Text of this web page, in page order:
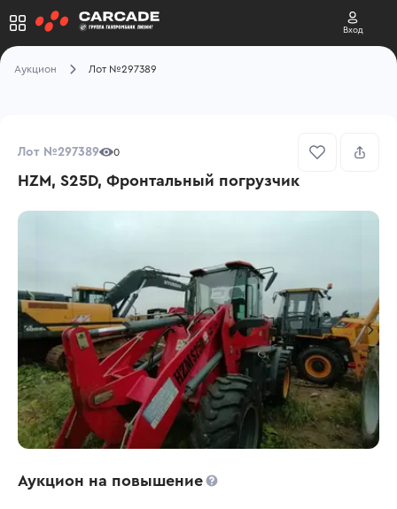
Вход
Аукцион Лот №297389
Лот №297389 0
HZM, S25D, Фронтальный погрузчик
Аукцион на повышение